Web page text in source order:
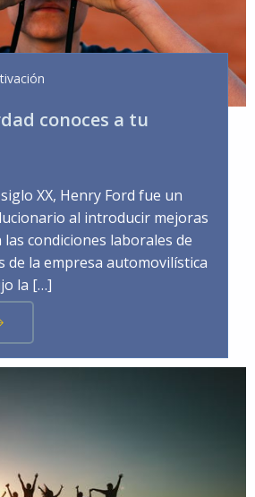
conoces a tu
XX, Henry Ford fue un
al introducir mejoras
condiciones laborales de
de la empresa automovilística
la […]